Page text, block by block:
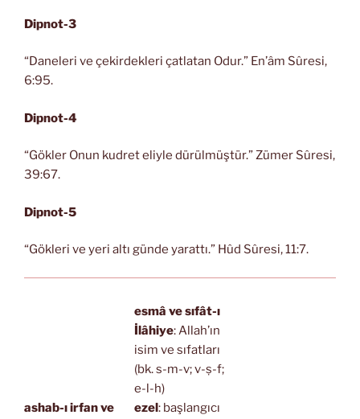
Dipnot-3
“Daneleri ve çekirdekleri çatlatan Odur.” En’âm Sûresi,
6:95.
Dipnot-4
“Gökler Onun kudret eliyle dürülmüştür.” Zümer Sûresi,
39:67.
Dipnot-5
“Gökleri ve yeri altı günde yarattı.” Hûd Sûresi, 11:7.
ashab-ı irfan ve
esmâ ve sıfât-ı
İlâhiye: Allah’ın
isim ve sıfatları
(bk. s-m-v; v-ṣ-f;
e-l-h)
ezel: başlangıcı